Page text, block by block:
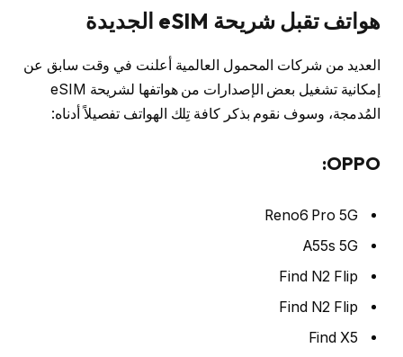
هواتف تقبل شريحة eSIM الجديدة
العديد من شركات المحمول العالمية أعلنت في وقت سابق عن
إمكانية تشغيل بعض الإصدارات من هواتفها لشريحة eSIM
المُدمجة، وسوف نقوم بذكر كافة تِلك الهواتف تفصيلاً أدناه:
OPPO:
Reno6 Pro 5G
A55s 5G
Find N2 Flip
Find N2 Flip
Find X5